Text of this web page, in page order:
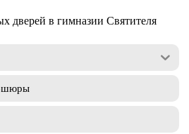
дверей в гимназии Святителя